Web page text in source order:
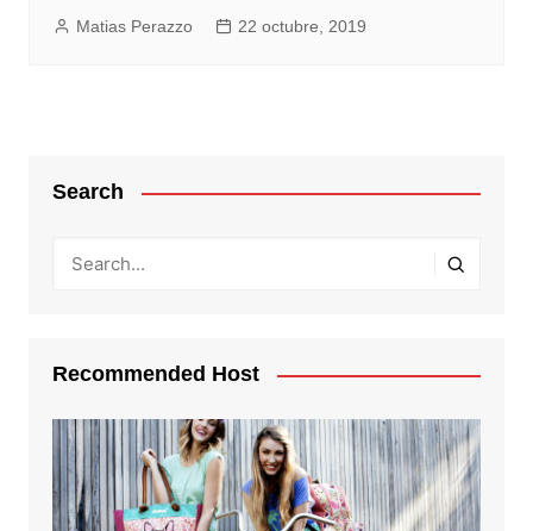
Matias Perazzo 22 octubre, 2019
Search
Recommended Host